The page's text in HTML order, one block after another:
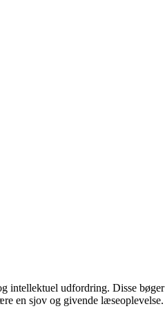
udfordring. Disse
en sjov og givende